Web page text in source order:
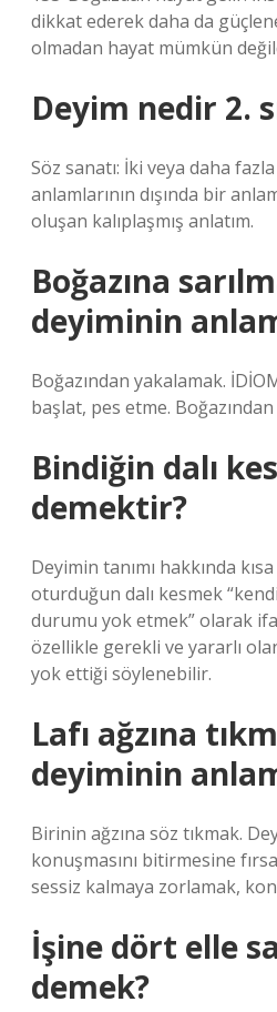
dikkat ederek daha da
olmadan hayat mümkün
Deyim nedir 2.
Söz sanatı: İki veya daha
anlamlarının dışında bir
oluşan kalıplaşmış anlatım.
Boğazına
deyiminin
Boğazından yakalamak.
başlat, pes etme.
Bindiğin dalı
demektir?
Deyimin tanımı hakkında
oturduğun dalı kesmek
durumu yok etmek” olarak
özellikle gerekli ve yararlı
yok ettiği söylenebilir.
Lafı ağzına
deyiminin
Birinin ağzına söz tıkmak.
konuşmasını bitirmesine
sessiz kalmaya zorlamak,
İşine dört elle
demek?